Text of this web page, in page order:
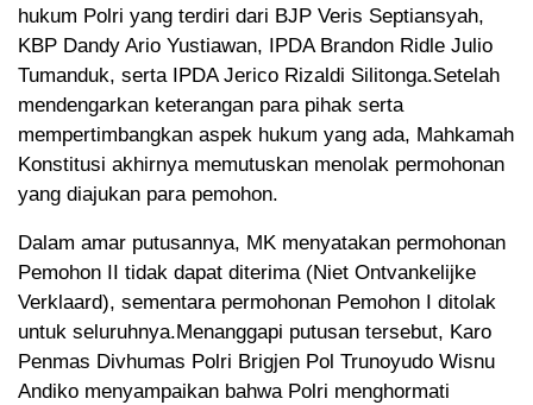
hukum Polri yang terdiri dari BJP Veris Septiansyah,
KBP Dandy Ario Yustiawan, IPDA Brandon Ridle Julio
Tumanduk, serta IPDA Jerico Rizaldi Silitonga.Setelah
mendengarkan keterangan para pihak serta
mempertimbangkan aspek hukum yang ada, Mahkamah
Konstitusi akhirnya memutuskan menolak permohonan
yang diajukan para pemohon.
Dalam amar putusannya, MK menyatakan permohonan
Pemohon II tidak dapat diterima (Niet Ontvankelijke
Verklaard), sementara permohonan Pemohon I ditolak
untuk seluruhnya.Menanggapi putusan tersebut, Karo
Penmas Divhumas Polri Brigjen Pol Trunoyudo Wisnu
Andiko menyampaikan bahwa Polri menghormati